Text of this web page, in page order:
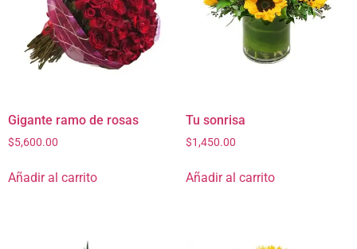
Gigante ramo de rosas
$5,600.00
Añadir al carrito
Tu sonrisa
$1,450.00
Añadir al carrito